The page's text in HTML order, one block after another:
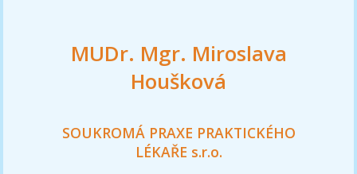
MUDr. Mgr. Miroslava
Houšková
SOUKROMÁ PRAXE PRAKTICKÉHO
LÉKAŘE s.r.o.